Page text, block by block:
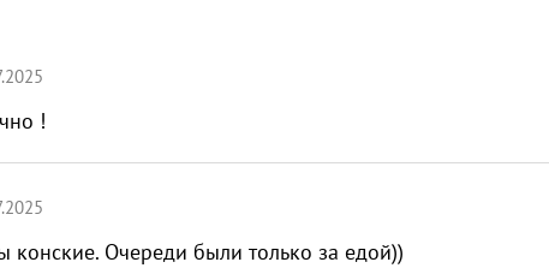
!
конские. Очереди были только за едой))